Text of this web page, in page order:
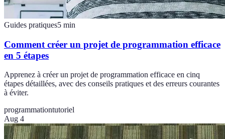
Guides pratiques5 min
Comment créer un projet de programmation efficace
en 5 étapes
Apprenez à créer un projet de programmation efficace en cinq
étapes détaillées, avec des conseils pratiques et des erreurs courantes
à éviter.
programmationtutoriel
Aug 4